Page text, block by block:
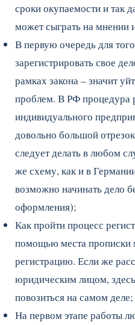
сроки окупаемости и так
может сыграть на мнении
В первую очередь для
зарегистрировать свое
рамках закона – значит
проблем. В РФ процедура
индивидуального
довольно большой
следует делать в любом
же схему, как и в
возможно начинать дело
оформления);
Как пройти процесс
помощью места прописки
регистрацию. Если же
юридическим лицом,
повозиться на самом деле;
На первом этапе работы